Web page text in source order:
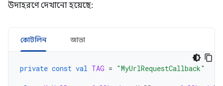
উদাহরণে দেখানো হয়েছে:
কোটলিন জাভা
private const val TAG = "MyUrlRequestCallback"